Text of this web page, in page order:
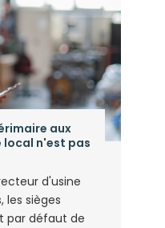
aux
local n'est pas
d'usine
les sièges
par défaut de